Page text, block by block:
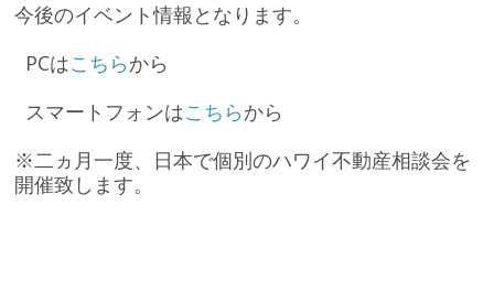
今後のイベント情報となります。
PCはこちらから
スマートフォンはこちらから
※二ヵ月一度、日本で個別のハワイ不動産相談会を
開催致します。